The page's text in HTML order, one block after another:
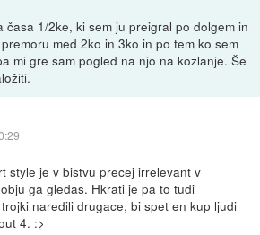
časa 1/2ke, ki sem ju preigral po dolgem in
med 2ko in 3ko in po tem ko sem
mi gre sam pogled na njo na kozlanje. Še
style je v bistvu precej irrelevant v
ga gledas. Hkrati je pa to tudi
naredili drugace, bi spet en kup ljudi
4. :>